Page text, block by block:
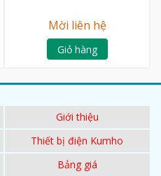
Mời liên hệ
Giỏ hàng
Giới thiệu
Thiết bị điện Kumho
Bảng giá